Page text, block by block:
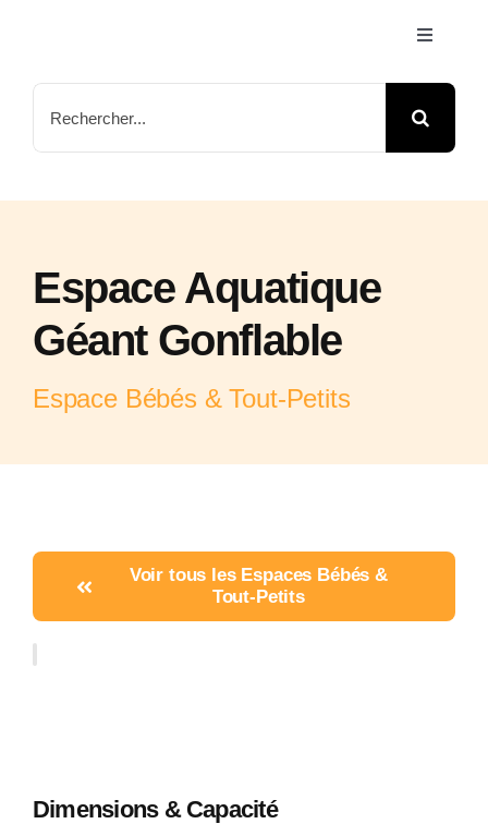
contenu
Toggle
Accueil
Arbre de Noël
Espace Aquatique
Géant Gonflable
Espace Bébés & Tout-Petits
Voir tous les Espaces Bébés &
Tout-Petits
Dimensions & Capacité